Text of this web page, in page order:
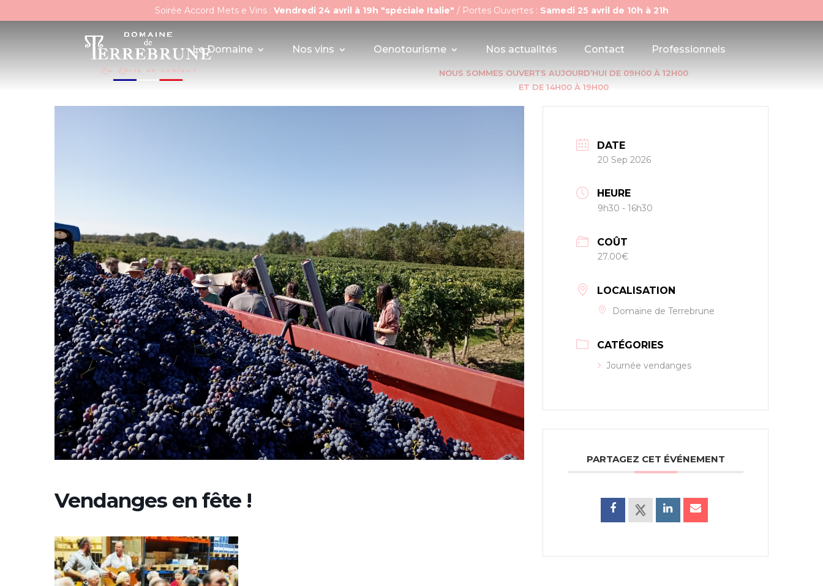
Soirée Accord Mets e Vins : Vendredi 24 avril à 19h "spéciale Italie" / Portes Ouvertes : Samedi 25 avril de 10h à 21h
Le Domaine Nos vins Oenotourisme Nos actualités Contact Professionnels
Vendanges en fête !
DATE
20 Sep 2026
HEURE
9h30 - 16h30
COÛT
27.00€
LOCALISATION
Domaine de Terrebrune
CATÉGORIES
Journée vendanges
PARTAGEZ CET ÉVÉNEMENT
NOUS SOMMES OUVERTS AUJOURD’HUI DE 09H00 À 12H00
ET DE 14H00 À 19H00